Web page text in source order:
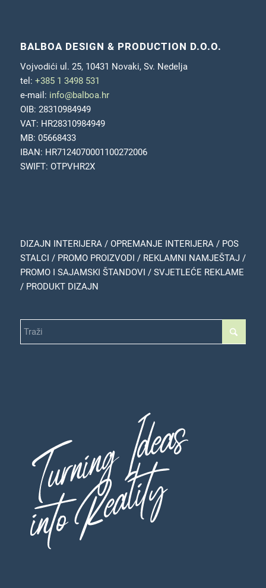
BALBOA DESIGN & PRODUCTION D.O.O.
Vojvodići ul. 25, 10431 Novaki, Sv. Nedelja
tel: +385 1 3498 531
e-mail: info@balboa.hr
OIB: 28310984949
VAT: HR28310984949
MB: 05668433
IBAN: HR7124070001100272006
SWIFT: OTPVHR2X
DIZAJN INTERIJERA / OPREMANJE INTERIJERA / POS
STALCI / PROMO PROIZVODI / REKLAMNI NAMJEŠTAJ /
PROMO I SAJAMSKI ŠTANDOVI / SVJETLEĆE REKLAME
/ PRODUKT DIZAJN